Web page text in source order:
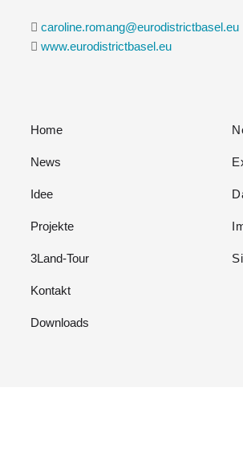
caroline.romang@eurodistrictbasel.eu
www.eurodistrictbasel.eu
Home
News
Idee
Projekte
3Land-Tour
Kontakt
Downloads